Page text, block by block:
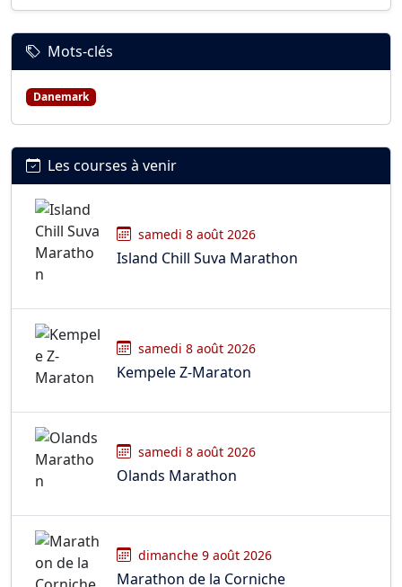
Mots-clés
Danemark
Les courses à venir
samedi 8 août 2026
Island Chill Suva Marathon
samedi 8 août 2026
Kempele Z-Maraton
samedi 8 août 2026
Olands Marathon
dimanche 9 août 2026
Marathon de la Corniche